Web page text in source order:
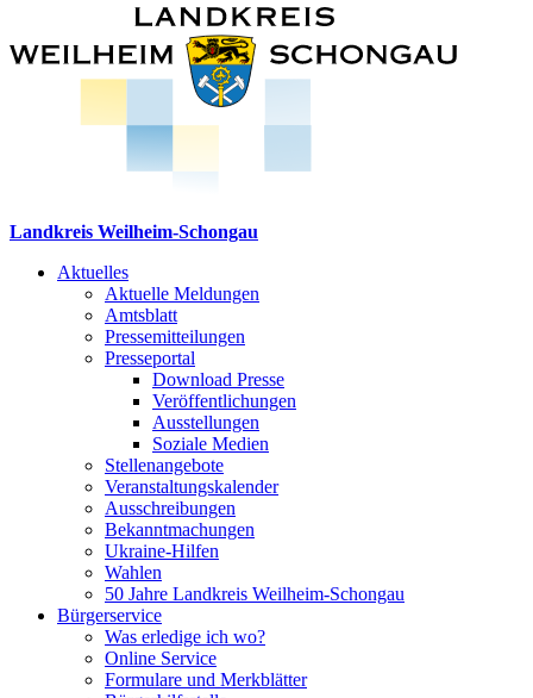
Landkreis Weilheim-Schongau
Aktuelles
Aktuelle Meldungen
Amtsblatt
Pressemitteilungen
Presseportal
Download Presse
Veröffentlichungen
Ausstellungen
Soziale Medien
Stellenangebote
Veranstaltungskalender
Ausschreibungen
Bekanntmachungen
Ukraine-Hilfen
Wahlen
50 Jahre Landkreis Weilheim-Schongau
Bürgerservice
Was erledige ich wo?
Online Service
Formulare und Merkblätter